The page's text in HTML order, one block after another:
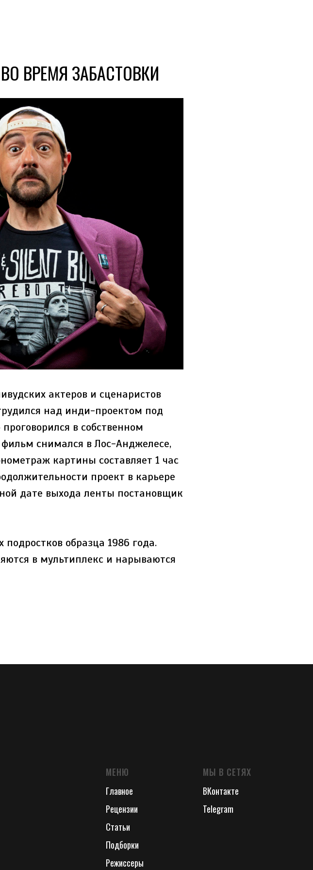
ВРЕМЯ ЗАБАСТОВКИ
актеров и сценаристов
над инди-проектом под
в собственном
снимался в Лос-Анджелесе,
картины составляет 1 час
проект в карьере
дате выхода ленты постановщик
образца 1986 года.
в мультиплекс и нарываются
МЕНЮ
Главное
Рецензии
Статьи
Подборки
Режиссеры
МЫ В СЕТЯХ
ВКонтакте
Telegram